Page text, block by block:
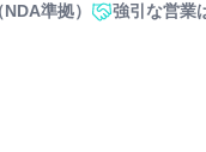
準拠）
強引な営業